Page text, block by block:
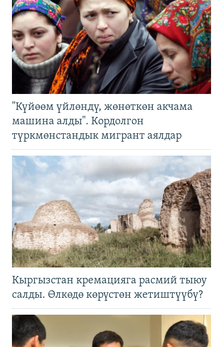
"Күйөөм үйлөндү, жөнөткөн акчама
машина алды". Кордолгон
түркмөнстандык мигрант аялдар
Кыргызстан кремацияга расмий тыюу
салды. Өлкөдө көрүстөн жетиштүүбү?